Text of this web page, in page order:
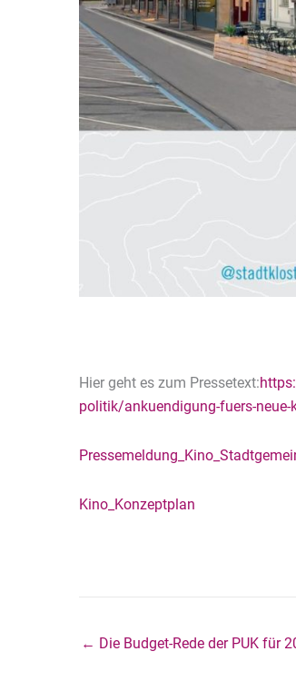
Hier geht es zum Pressetext:
politik/ankuendigung-fuers-
Kino_Konzeptplan
← Die Budget-Rede der PUK für